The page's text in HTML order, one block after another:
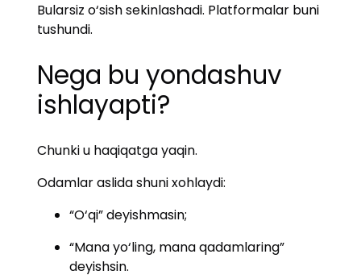
Bularsiz o‘sish sekinlashadi. Platformalar buni
tushundi.
Nega bu yondashuv
ishlayapti?
Chunki u haqiqatga yaqin.
Odamlar aslida shuni xohlaydi:
“O‘qi” deyishmasin;
“Mana yo‘ling, mana qadamlaring”
deyishsin.